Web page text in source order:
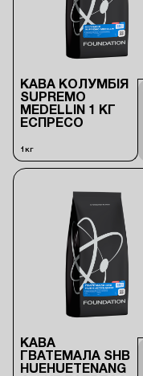
КАВА КОЛУМБІЯ
SUPREMO
MEDELLIN 1 КГ
ЕСПРЕСО
1кг
КАВА
ГВАТЕМАЛА SHB
HUEHUETENANG